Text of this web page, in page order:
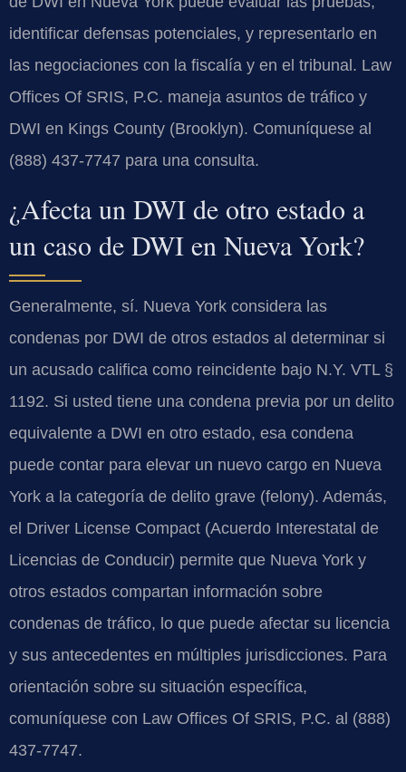
identificar defensas potenciales, y representarlo en
las negociaciones con la fiscalía y en el tribunal. Law
Offices Of SRIS, P.C. maneja asuntos de tráfico y
DWI en Kings County (Brooklyn). Comuníquese al
(888) 437-7747 para una consulta.
¿Afecta un DWI de otro estado a
un caso de DWI en Nueva York?
Generalmente, sí. Nueva York considera las
condenas por DWI de otros estados al determinar si
un acusado califica como reincidente bajo N.Y. VTL §
1192. Si usted tiene una condena previa por un delito
equivalente a DWI en otro estado, esa condena
puede contar para elevar un nuevo cargo en Nueva
York a la categoría de delito grave (felony). Además,
el Driver License Compact (Acuerdo Interestatal de
Licencias de Conducir) permite que Nueva York y
otros estados compartan información sobre
condenas de tráfico, lo que puede afectar su licencia
y sus antecedentes en múltiples jurisdicciones. Para
orientación sobre su situación específica,
comuníquese con Law Offices Of SRIS, P.C. al (888)
437-7747.